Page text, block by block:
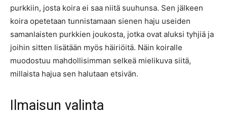
purkkiin, josta koira ei saa niitä suuhunsa. Sen jälkeen
koira opetetaan tunnistamaan sienen haju useiden
samanlaisten purkkien joukosta, jotka ovat aluksi tyhjiä ja
joihin sitten lisätään myös häiriöitä. Näin koiralle
muodostuu mahdollisimman selkeä mielikuva siitä,
millaista hajua sen halutaan etsivän.
Ilmaisun valinta